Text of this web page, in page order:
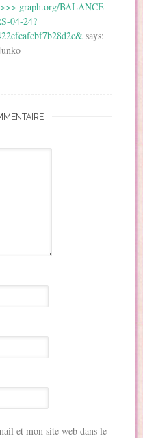
graph.org/BALANCE-
04-24?
says:
et mon site web dans le